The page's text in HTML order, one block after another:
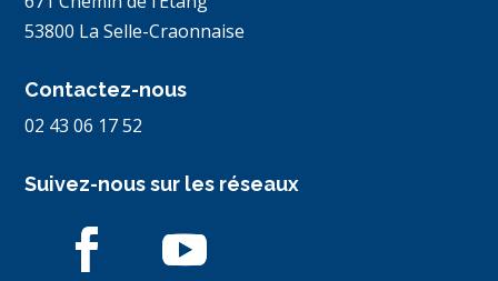
53800 La Selle-Craonnaise
Contactez-nous
02 43 06 17 52
Suivez-nous sur les réseaux